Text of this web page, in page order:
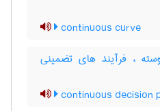
continuous curve
، فرآیند های تضمینی
continuous decision